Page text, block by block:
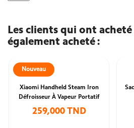
Les clients qui ont
également acheté :
Xiaomi Handheld Steam Iron
Défroisseur À Vapeur Portatif
259,000 TND
Nouveau